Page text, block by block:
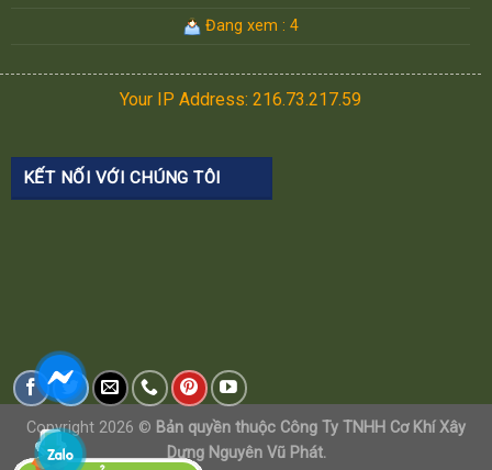
Đang xem : 4
Your IP Address: 216.73.217.59
KẾT NỐI VỚI CHÚNG TÔI
Copyright 2026 © Bản quyền thuộc Công Ty TNHH Cơ Khí Xây
Dựng Nguyên Vũ Phát.